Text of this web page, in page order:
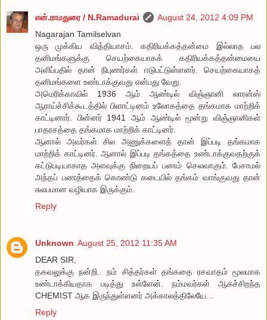
என்.ராமதுரை / N.Ramadurai
August 24, 2012 4:09 PM
Nagarajan Tamilselvan
ஒரு முக்கிய வித்தியாசம். கதிரியக்கத்தன்மை இல்லாத பல
தனிமங்களுக்கு செயற்கையாகக் கதிரியக்கத்தன்மையை
அளிப்பதில் தான் நிபுணர்கள் ஈடுபட்டுள்ளனர். செயற்கையாகத்
தனிமங்களை உண்டாக்குவது என்பது வேறு.
அமெரிக்காவில் 1936 ஆம் ஆண்டில் விஞ்ஞானி லாரன்ஸ்
ஆராய்ச்சிக்கூடத்தில் பிளாட்டினம் உலோகத்தை தங்கமாக மாற்றிக்
காட்டினார். பின்னர் 1941 ஆம் ஆண்டில் மூன்று விஞ்ஞானிகள்
பாதரசத்தை தங்கமாக மாற்றிக் காட்டினர்.
ஆனால் அவர்கள் சில அணுக்களைத் தான் இப்படி தங்கமாக
மாற்றிக் காட்டினர். ஆனால் இப்படி தங்கத்தை உண்டாக்குவதற்குக்
கட்டுபடியாகாத அளவுக்கு நிறையப் பணம் செலவாகும். பேசாமல்
அந்தப் பணத்தைக் கொண்டு கடையில் தங்கம் வாங்குவது தான்
சுலபமான வழியாக இருக்கும்.
Reply
Unknown August 25, 2012 11:35 AM
DEAR SIR,
தகவலுக்கு நன்றி.. நம் சித்தர்கள் தங்கதை ரசவாதம் மூலமாக
உண்டாக்கியதாக படித்து உள்ளேன். நம்மவர்கள் ஆகச்சிறந்த
CHEMIST ஆக இருந்துள்ளனர் அக்காலத்திலேயே...
Reply